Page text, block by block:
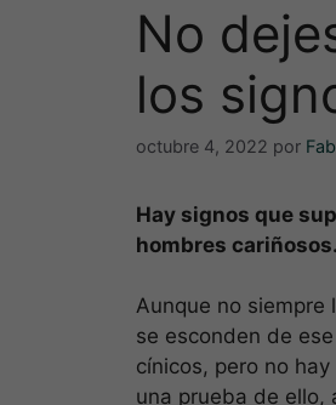
No
los
octubre 4, 2022 por
Hay signos que
hombres
Aunque no siempre
se esconden de
cínicos, pero no
una prueba de ello,